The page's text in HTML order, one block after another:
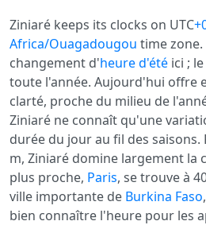
Ziniaré keeps its clocks on UTC
Africa/Ouagadougou time zone.
changement d'heure d'été ici ;
toute l'année. Aujourd'hui offre
clarté, proche du milieu de
Ziniaré ne connaît qu'une
durée du jour au fil des saisons.
m, Ziniaré domine largement la
plus proche, Paris, se trouve à
ville importante de Burkina Faso
bien connaître l'heure pour les